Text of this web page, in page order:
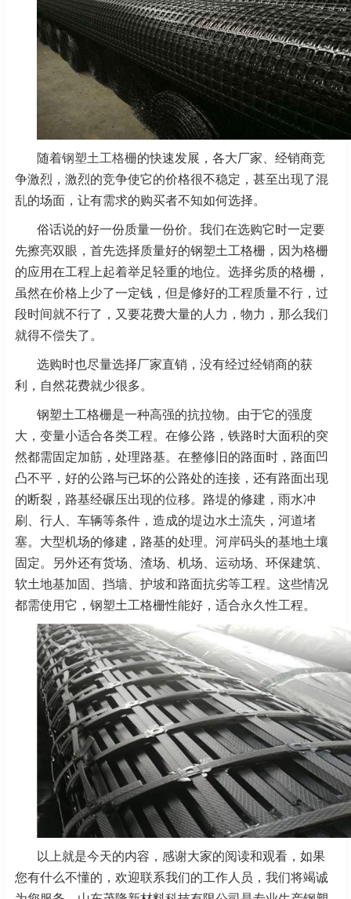
随着钢塑土工格栅的快速发展，各大厂家、经销商竞
争激烈，激烈的竞争使它的价格很不稳定，甚至出现了混
乱的场面，让有需求的购买者不知如何选择。
俗话说的好一份质量一份价。我们在选购它时一定要
先擦亮双眼，首先选择质量好的钢塑土工格栅，因为格栅
的应用在工程上起着举足轻重的地位。选择劣质的格栅，
虽然在价格上少了一定钱，但是修好的工程质量不行，过
段时间就不行了，又要花费大量的人力，物力，那么我们
就得不偿失了。
选购时也尽量选择厂家直销，没有经过经销商的获
利，自然花费就少很多。
钢塑土工格栅是一种高强的抗拉物。由于它的强度
大，变量小适合各类工程。在修公路，铁路时大面积的突
然都需固定加筋，处理路基。在整修旧的路面时，路面凹
凸不平，好的公路与已坏的公路处的连接，还有路面出现
的断裂，路基经碾压出现的位移。路堤的修建，雨水冲
刷、行人、车辆等条件，造成的堤边水土流失，河道堵
塞。大型机场的修建，路基的处理。河岸码头的基地土壤
固定。另外还有货场、渣场、机场、运动场、环保建筑、
软土地基加固、挡墙、护坡和路面抗劣等工程。这些情况
都需使用它，钢塑土工格栅性能好，适合永久性工程。
以上就是今天的内容，感谢大家的阅读和观看，如果
您有什么不懂的，欢迎联系我们的工作人员，我们将竭诚